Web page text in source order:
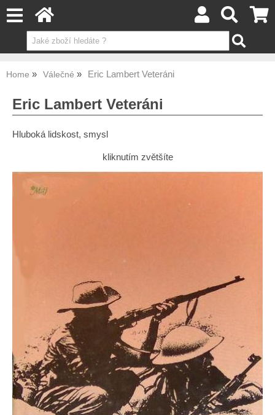
Home Válečné Eric Lambert Veteráni
Eric Lambert Veteráni
Hluboká lidskost, smysl
kliknutím zvětšíte